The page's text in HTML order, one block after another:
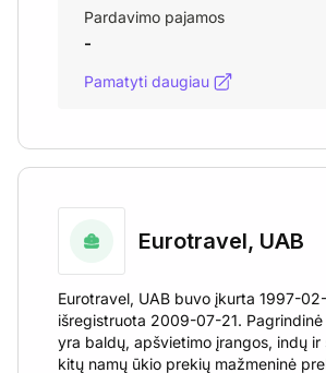
Pardavimo pajamos
-
Pamatyti daugiau
Eurotravel, UAB
Eurotravel, UAB buvo įkurta 1997-
išregistruota 2009-07-21. Pagrindinė
yra baldų, apšvietimo įrangos, indų ir
kitų namų ūkio prekių mažmeninė